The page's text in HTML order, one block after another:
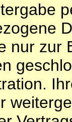
nur zur